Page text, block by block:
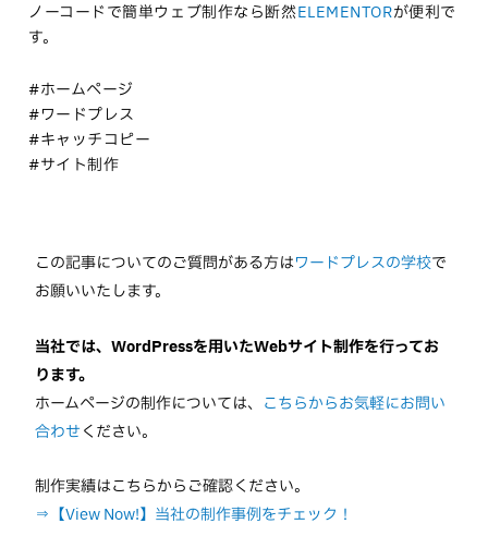
ノーコードで簡単ウェブ制作なら断然ELEMENTORが便利で
す。
#ホームページ
#ワードプレス
#キャッチコピー
#サイト制作
この記事についてのご質問がある方はワードプレスの学校で
お願いいたします。
当社では、WordPressを用いたWebサイト制作を行ってお
ります。
ホームページの制作については、 こちらからお気軽にお問い
合わせください。
制作実績はこちらからご確認ください。
⇒【View Now!】当社の制作事例をチェック！